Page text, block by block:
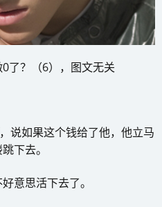
了？（6），图文无关
说如果这个钱给了他，他立马
下去。
意思活下去了。